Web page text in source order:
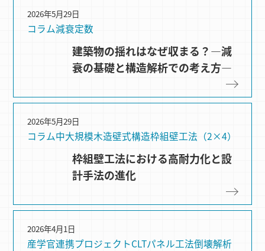
コラム減衰定数
2026年5月29日
建築物の揺れはなぜ収まる？―減
衰の基礎と構造解析での考え方―
コラム中大規模木造壁式構造枠組壁⼯法（2×4）
2026年5月29日
枠組壁工法における高耐力化と設
計手法の進化
産学官連携プロジェクトCLTパネル⼯法倒壊解析
2026年4月1日